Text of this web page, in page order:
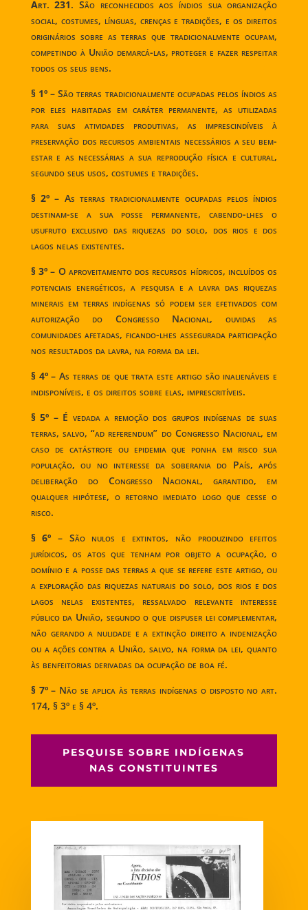
Art.231. São reconhecidos aos índios sua organização
social, costumes, línguas, crenças e tradições, e os direitos
originários sobre as terras que tradicionalmente ocupam,
competindo à União demarcá-las, proteger e fazer respeitar
todos os seus bens.
§ 1º– São terras tradicionalmente ocupadas pelos índios as
por eles habitadas em caráter permanente, as utilizadas
para suas atividades produtivas, as imprescindíveis à
preservação dos recursos ambientais necessários a seu bem-
estar e as necessárias a sua reprodução física e cultural,
segundo seus usos, costumes e tradições.
§ 2º – As terras tradicionalmente ocupadas pelos índios
destinam-se a sua posse permanente, cabendo-lhes o
usufruto exclusivo das riquezas do solo, dos rios e dos
lagos nelas existentes.
§ 3º – O aproveitamento dos recursos hídricos, incluídos os
potenciais energéticos, a pesquisa e a lavra das riquezas
minerais em terras indígenas só podem ser efetivados com
autorização do Congresso Nacional, ouvidas as
comunidades afetadas, ficando-lhes assegurada participação
nos resultados da lavra, na forma da lei.
§ 4º– As terras de que trata este artigo são inalienáveis e
indisponíveis, e os direitos sobre elas, imprescritíveis.
§ 5º – É vedada a remoção dos grupos indígenas de suas
terras, salvo, “ad referendum” do Congresso Nacional, em
caso de catástrofe ou epidemia que ponha em risco sua
população, ou no interesse da soberania do País, após
deliberação do Congresso Nacional, garantido, em
qualquer hipótese, o retorno imediato logo que cesse o
risco.
§ 6º – São nulos e extintos, não produzindo efeitos
jurídicos, os atos que tenham por objeto a ocupação, o
domínio e a posse das terras a que se refere este artigo, ou
a exploração das riquezas naturais do solo, dos rios e dos
lagos nelas existentes, ressalvado relevante interesse
público da União, segundo o que dispuser lei complementar,
não gerando a nulidade e a extinção direito a indenização
ou a ações contra a União, salvo, na forma da lei, quanto
às benfeitorias derivadas da ocupação de boa fé.
§ 7º– Não se aplica às terras indígenas o disposto no art.
174, § 3º e § 4º.
PESQUISE SOBRE INDÍGENAS
NAS CONSTITUINTES